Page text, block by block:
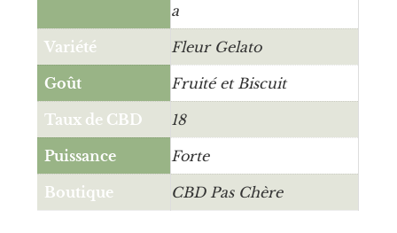
a
Variété Fleur Gelato
Goût Fruité et Biscuit
Taux de CBD 18
Puissance Forte
Boutique CBD Pas Chère